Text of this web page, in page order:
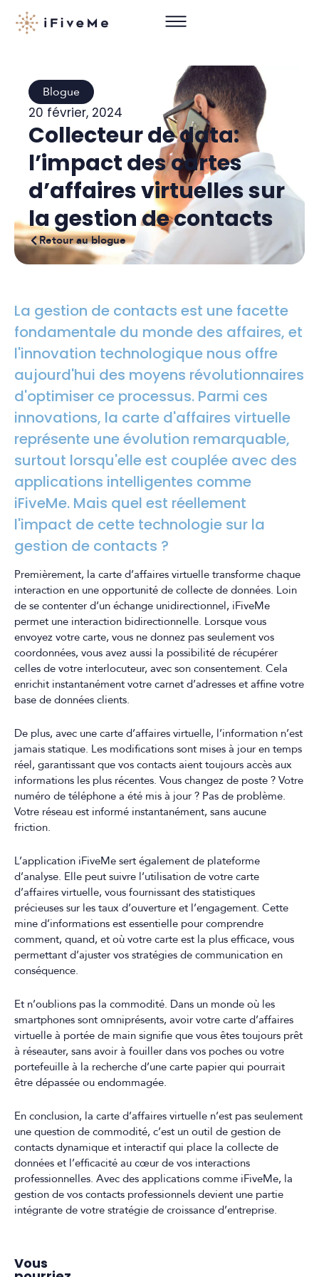
Blogue
20 février, 2024
Collecteur de data:
l’impact des cartes
d’affaires virtuelles sur
la gestion de contacts
Retour au blogue
La gestion de contacts est une facette
fondamentale du monde des affaires, et
l'innovation technologique nous offre
aujourd'hui des moyens révolutionnaires
d'optimiser ce processus. Parmi ces
innovations, la carte d'affaires virtuelle
représente une évolution remarquable,
surtout lorsqu'elle est couplée avec des
applications intelligentes comme
iFiveMe. Mais quel est réellement
l'impact de cette technologie sur la
gestion de contacts ?
Premièrement, la carte d’affaires virtuelle transforme chaque
interaction en une opportunité de collecte de données. Loin
de se contenter d’un échange unidirectionnel, iFiveMe
permet une interaction bidirectionnelle. Lorsque vous
envoyez votre carte, vous ne donnez pas seulement vos
coordonnées, vous avez aussi la possibilité de récupérer
celles de votre interlocuteur, avec son consentement. Cela
enrichit instantanément votre carnet d’adresses et affine votre
base de données clients.
De plus, avec une carte d’affaires virtuelle, l’information n’est
jamais statique. Les modifications sont mises à jour en temps
réel, garantissant que vos contacts aient toujours accès aux
informations les plus récentes. Vous changez de poste ? Votre
numéro de téléphone a été mis à jour ? Pas de problème.
Votre réseau est informé instantanément, sans aucune
friction.
L’application iFiveMe sert également de plateforme
d’analyse. Elle peut suivre l’utilisation de votre carte
d’affaires virtuelle, vous fournissant des statistiques
précieuses sur les taux d’ouverture et l’engagement. Cette
mine d’informations est essentielle pour comprendre
comment, quand, et où votre carte est la plus efficace, vous
permettant d’ajuster vos stratégies de communication en
conséquence.
Et n’oublions pas la commodité. Dans un monde où les
smartphones sont omniprésents, avoir votre carte d’affaires
virtuelle à portée de main signifie que vous êtes toujours prêt
à réseauter, sans avoir à fouiller dans vos poches ou votre
portefeuille à la recherche d’une carte papier qui pourrait
être dépassée ou endommagée.
En conclusion, la carte d’affaires virtuelle n’est pas seulement
une question de commodité, c’est un outil de gestion de
contacts dynamique et interactif qui place la collecte de
données et l’efficacité au cœur de vos interactions
professionnelles. Avec des applications comme iFiveMe, la
gestion de vos contacts professionnels devient une partie
intégrante de votre stratégie de croissance d’entreprise.
Vous